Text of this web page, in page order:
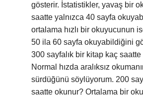
gösterir. İstatistikler, yavaş bir
saatte yalnızca 40 sayfa
ortalama hızlı bir okuyucunun
50 ila 60 sayfa okuyabildiğini
300 sayfalık bir kitap kaç
Normal hızda aralıksız
sürdüğünü söylüyorum. 200
saatte okunur? Ortalama bir